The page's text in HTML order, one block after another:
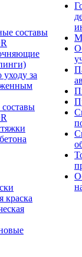
составы
за
краска